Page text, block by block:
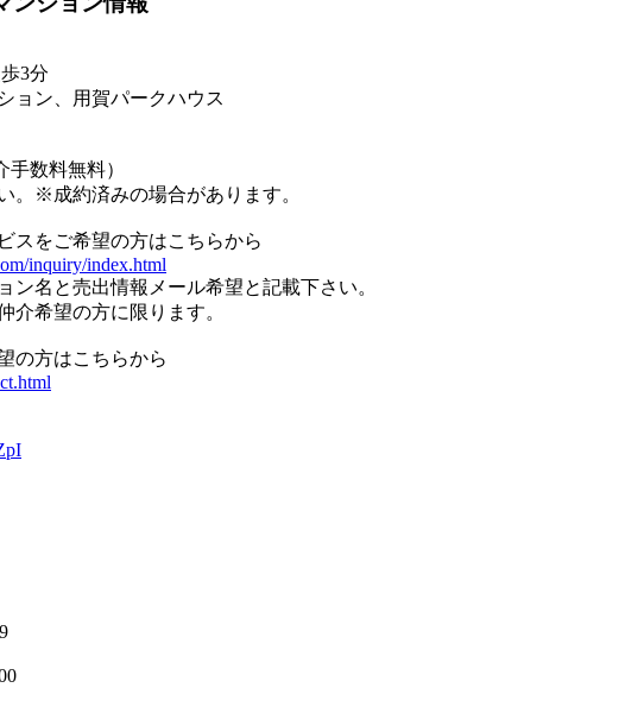
3分
ョン、用賀パークハウス
数料無料）
。※成約済みの場合があります。
スをご希望の方はこちらから
inquiry/index.html
名と売出情報メール希望と記載下さい。
希望の方に限ります。
の方はこちらから